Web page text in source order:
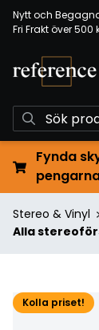
Nytt och
Fri Frakt över
Fynda
Stereo & Vinyl
Alla
Kolla priset!